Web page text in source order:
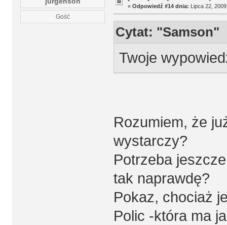
Gość
« Odpowiedź #14 dnia: Lipca 22,
Cytat: "Samson"
Twoje
Rozumiem, że
wystarczy?
Potrzeba
tak naprawdę?
Pokaz, chociaż
Polic -która ma